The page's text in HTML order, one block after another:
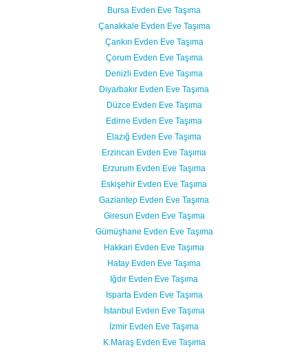
Bursa Evden Eve Taşıma
Çanakkale Evden Eve Taşıma
Çankırı Evden Eve Taşıma
Çorum Evden Eve Taşıma
Denizli Evden Eve Taşıma
Diyarbakır Evden Eve Taşıma
Düzce Evden Eve Taşıma
Edirne Evden Eve Taşıma
Elazığ Evden Eve Taşıma
Erzincan Evden Eve Taşıma
Erzurum Evden Eve Taşıma
Eskişehir Evden Eve Taşıma
Gaziantep Evden Eve Taşıma
Giresun Evden Eve Taşıma
Gümüşhane Evden Eve Taşıma
Hakkari Evden Eve Taşıma
Hatay Evden Eve Taşıma
Iğdır Evden Eve Taşıma
Isparta Evden Eve Taşıma
İstanbul Evden Eve Taşıma
İzmir Evden Eve Taşıma
K.Maraş Evden Eve Taşıma